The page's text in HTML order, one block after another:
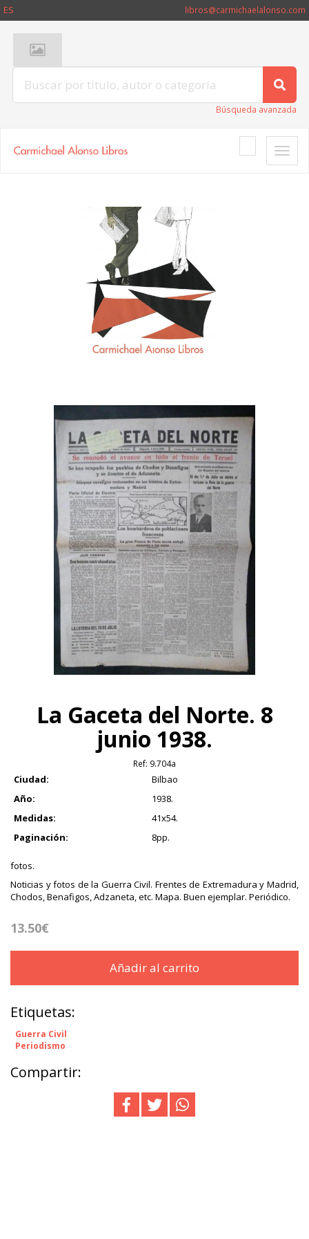
ES libros@carmichaelalonso.com
Búsqueda avanzada
Toggle
La Gaceta del Norte. 8
junio 1938.
Ref: 9.704a
Ciudad:
Bilbao
Año:
1938.
Medidas:
41x54.
Paginación:
8pp.
fotos.
Noticias y fotos de la Guerra Civil. Frentes de Extremadura y Madrid,
Chodos, Benafigos, Adzaneta, etc. Mapa. Buen ejemplar. Periódico.
13.50€
Añadir al carrito
Etiquetas:
Guerra Civil
Periodismo
Compartir: